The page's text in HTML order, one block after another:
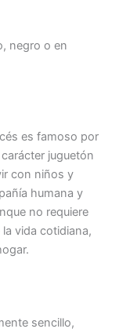
negro o en
es famoso por
carácter juguetón
con niños y
humana y
no requiere
vida cotidiana,
sencillo,